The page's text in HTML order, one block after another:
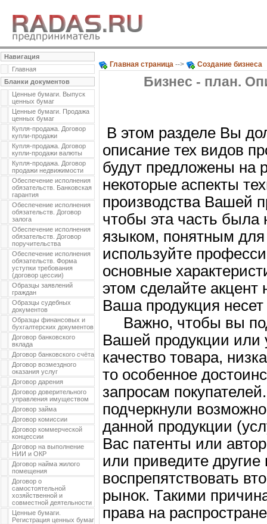
Навигация
Главная
Бланки документов
Ценные бумаги. Выпуск
ценных бумаг
Ценные бумаги. Продажа
ценных бумаг
Купля-продажа. Договор
купли-продажи
Купля-продажа. Договор
купли-продажи валюты
Купля-продажа. Договор
продажи недвижимости
Обеспечение исполнения
обязательств. Банковская
гарантия
Обеспечение исполнения
обязательств. Договор
залога
Обеспечение исполнения
обязательств. Договор
поручительства
Обеспечение исполнения
обязательств. Форма
уступки требования
(договор цессии)
Образцы заявлений
граждан
Образцы судебных
документов
Образцы финансовых и
бухгалтерских документов
Договор банковского
вклада
Договор банковского счёта
Договор возмездного
оказания услуг
Договор дарения
Договор доверительного
управления имуществом
Договор займа
Договор комиссии
Договор коммерческой
концессии
Договор на выполнение
НИИ и ОКР
Договор найма жилого
помещения
Договор о
самостоятельной
хозяйственной и
совместной деятельности
Ценные бумаги.
Регистрация ценных бумаг
Главная страница --> Создание бизнеса
Бизнес - план.
В этом разделе Вы
описание тех видов
будут предложены на
некоторые аспекты
производства Вашей
чтобы эта часть была
языком, понятным
используйте
основные
этом сделайте
Ваша продукция
Важно, чтобы вы
Вашей продукции или
качество товара,
то особенное
запросам
подчеркнули
данной продукции
Вас патенты или
или приведите
воспрепятствовать
рынок. Такими
права на